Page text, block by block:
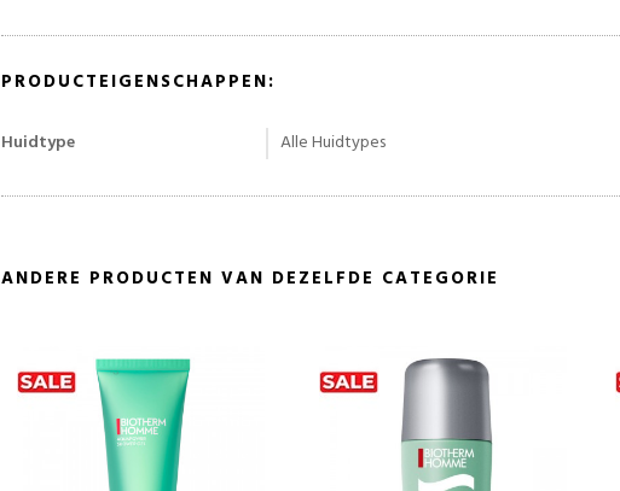
PRODUCTEIGENSCHAPPEN:
Huidtype Alle Huidtypes
ANDERE PRODUCTEN VAN DEZELFDE CATEGORIE